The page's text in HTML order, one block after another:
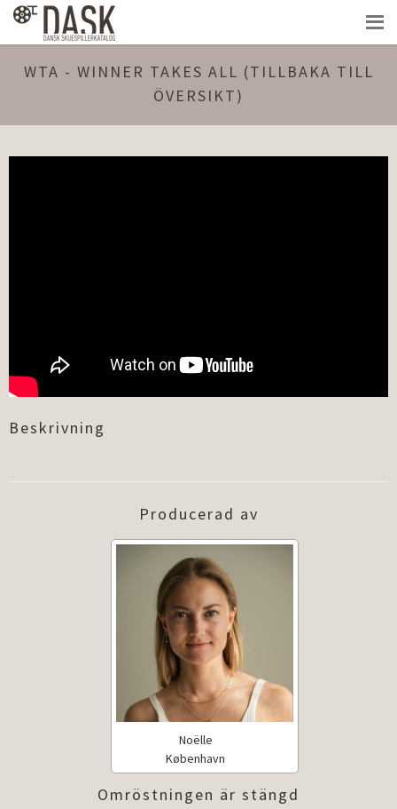
WTA - WINNER TAKES ALL (TILLBAKA TILL
ÖVERSIKT)
Beskrivning
Producerad av
Noëlle
København
Omröstningen är stängd